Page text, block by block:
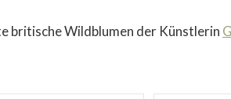
britische Wildblumen der Künstlerin